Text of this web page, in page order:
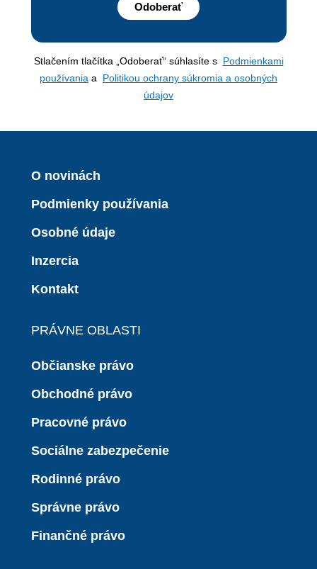
Odoberať
Stlačením tlačítka „Odoberať“ súhlasíte s Podmienkami
používania a Politikou ochrany súkromia a osobných
údajov
O novinách
Podmienky používania
Osobné údaje
Inzercia
Kontakt
PRÁVNE OBLASTI
Občianske právo
Obchodné právo
Pracovné právo
Sociálne zabezpečenie
Rodinné právo
Správne právo
Finančné právo